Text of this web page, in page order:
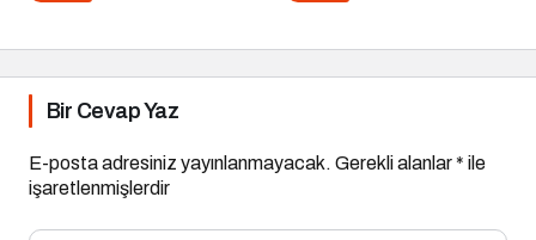
Bir Cevap Yaz
E-posta adresiniz yayınlanmayacak. Gerekli alanlar* ile
işaretlenmişlerdir